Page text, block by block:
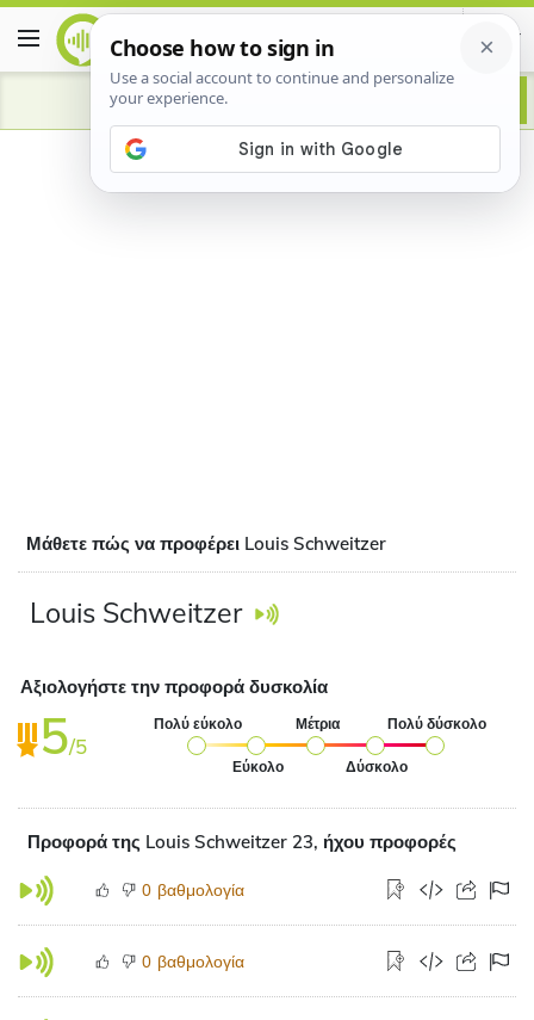
Advertisement
Μάθετε πώς να προφέρει Louis Schweitzer
Louis Schweitzer
Αξιολογήστε την προφορά δυσκολία
5/5
Πολύ εύκολο
Εύκολο
Μέτρια
Δύσκολο
Πολύ δύσκολο
Προφορά της Louis Schweitzer 23, ήχου προφορές
0 βαθμολογία
0 βαθμολογία